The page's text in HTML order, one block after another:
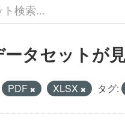
タセットが
PDF XLSX タグ: